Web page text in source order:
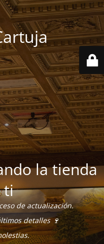
la tienda
ti
de actualización.
detalles 🍷